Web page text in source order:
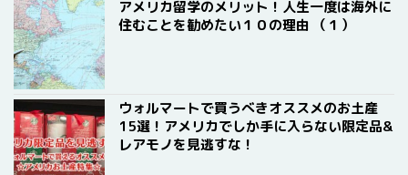
アメリカ留学のメリット！人生一度は海外に
住むことを勧めたい１０の理由 （１）
ウォルマートで買うべきオススメのお土産
15選！アメリカでしか手に入らない限定品&
レアモノを見逃すな！